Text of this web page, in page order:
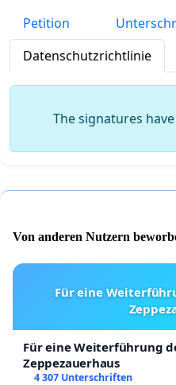
Petition
Datenschutzrichtlinie
The signatures
Von anderen Nutzern
Für eine
Für eine Weiterführung
Zeppezauerhaus
4 307 Unterschriften